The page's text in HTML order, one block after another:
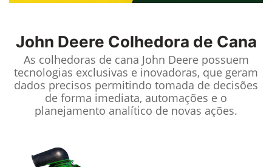
John Deere Colhedora de Cana
As colhedoras de cana John Deere possuem
tecnologias exclusivas e inovadoras, que geram
dados precisos permitindo tomada de decisões
de forma imediata, automações e o
planejamento analítico de novas ações.